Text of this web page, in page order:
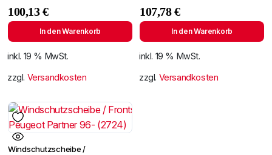
Sandero 13- +Spiegelhalter
100,13€
In den Warenkorb
inkl. 19 % MwSt.
zzgl. Versandkosten
+SPF
107,78€
In den Warenkorb
inkl. 19 % MwSt.
zzgl. Versandkosten
Windschutzscheibe /